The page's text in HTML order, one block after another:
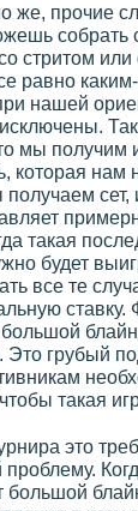
же, прочие
собрать
стритом
равно
нашей
мы получим
которая нам
получаем
такая
будет
все те
ставку.
Это грубый
такая
это
проблему.